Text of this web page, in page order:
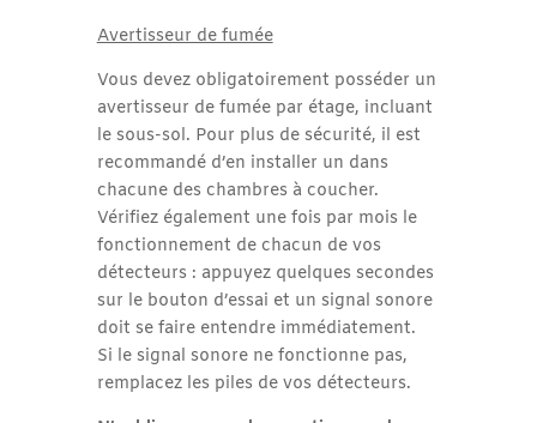
Avertisseur de fumée
Vous devez obligatoirement posséder un
avertisseur de fumée par étage, incluant
le sous-sol. Pour plus de sécurité, il est
recommandé d’en installer un dans
chacune des chambres à coucher.
Vérifiez également une fois par mois le
fonctionnement de chacun de vos
détecteurs : appuyez quelques secondes
sur le bouton d’essai et un signal sonore
doit se faire entendre immédiatement.
Si le signal sonore ne fonctionne pas,
remplacez les piles de vos détecteurs.